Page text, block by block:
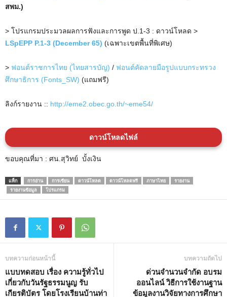
สพม.)
> โปรแกรมประมวลผลการฟังและการพูด ป.1-3 : ดาวน์โหลด >
LSpEPP P.1-3 (December 65) (เฉพาะเขตพื้นที่พิเศษ)
> ฟอนต์ราชการไทย (ไทยสารบัญ) / ฟอนต์คัดลายมือรูปแบบกระทรวง
ศึกษาธิการ (Fonts_SW) (แถมฟรี)
ลิงก์รายงาน :: http://eme2.obec.go.th/~eme54/
ดาวน์โหลดไฟล์
ขอบคุณที่มา : ศน.สุวิทย์ บั้งเงิน
แท็ก การอ่าน การเขียน ดาวน์โหลด ดาวน์โหลดฟรี ภาษาไทย
รายงาน
รายงานข้อมูล
โปรแกรม
บทความก่อนหน้านี้
แบบทดสอบ เรื่อง ความรู้ทั่วไป
เกี่ยวกับวันรัฐธรรมนูญ รับ
เกียรติบัตร โดยโรงเรียนบ้านท่า
บทความถัดไป
ด่วนจำนวนจำกัด อบรม
ออนไลน์ วิธีการใช้งานฐาน
ข้อมูลงานวิจัยทางการศึกษา